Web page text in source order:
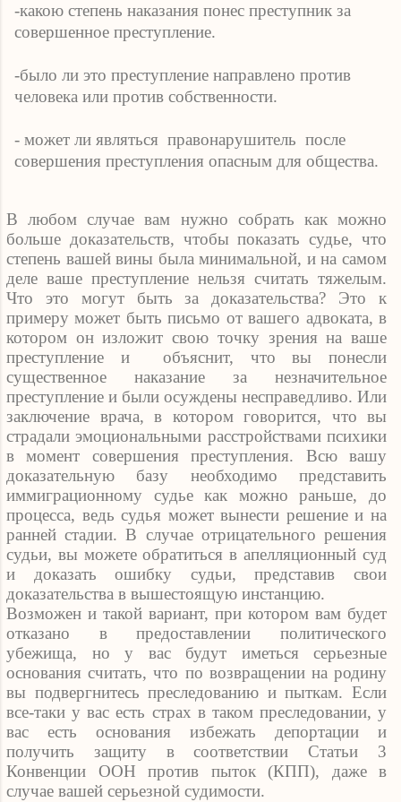
-какою степень наказания понес преступник за
совершенное преступление.
-было ли это преступление направлено против
человека или против собственности.
- может ли являться правонарушитель после
совершения преступления опасным для общества.
В любом случае вам нужно собрать как можно
больше доказательств, чтобы показать судье, что
степень вашей вины была минимальной, и на самом
деле ваше преступление нельзя считать тяжелым.
Что это могут быть за доказательства? Это к
примеру может быть письмо от вашего адвоката, в
котором он изложит свою точку зрения на ваше
преступление и
объяснит, что вы понесли
существенное наказание за незначительное
преступление и были осуждены несправедливо. Или
заключение врача, в котором говорится, что вы
страдали эмоциональными расстройствами психики
в момент совершения преступления. Всю вашу
доказательную базу необходимо представить
иммиграционному судье как можно раньше, до
процесса, ведь судья может вынести решение и на
ранней стадии. В случае отрицательного решения
судьи, вы можете обратиться в апелляционный суд
и доказать ошибку судьи, представив свои
доказательства в вышестоящую инстанцию.
Возможен и такой вариант, при котором вам будет
отказано в предоставлении политического
убежища, но у вас будут иметься серьезные
основания считать, что по возвращении на родину
вы подвергнитесь преследованию и пыткам. Если
все-таки у вас есть страх в таком преследовании, у
вас есть основания избежать депортации и
получить защиту в соответствии Статьи 3
Конвенции ООН против пыток (КПП), даже в
случае вашей серьезной судимости.